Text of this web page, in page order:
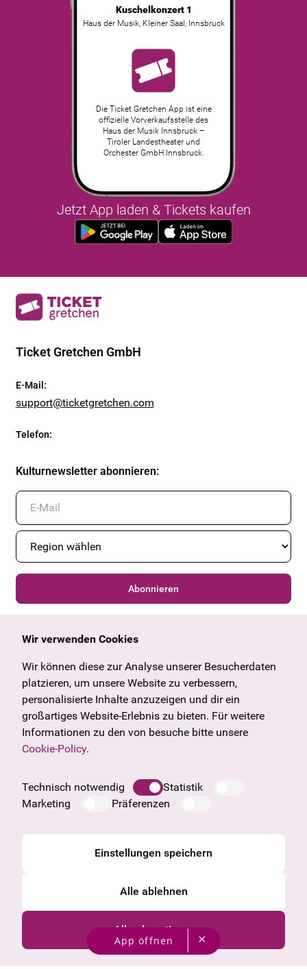
Kuschelkonzert 1
Haus der Musik, Kleiner Saal Innsbruck
Die Ticket Gretchen App ist eine
offizielle Vorverkaufsstelle des
Haus der Musik Innsbruck –
Tiroler Landestheater und
Orchester GmbH Innsbruck.
Jetzt App laden & Tickets kaufen
Ticket Gretchen GmbH
E-Mail :
support@ticketgretchen.com
Telefon:
Kulturnewsletter abonnieren:
Abonnieren
Allgemein
Angebote & News
U27
Geschenkgutschein
Häufige Fragen
Impressum
Datenschutzinformation
Wien
Tirol
Vorarlberg
Burgenland
Salzburg
Wir verwenden Cookies
Wir können diese zur Analyse unserer Besucherdaten
platzieren, um unsere Website zu verbessern,
personalisierte Inhalte anzuzeigen und dir ein
großartiges Website-Erlebnis zu bieten. Für weitere
Informationen zu den von besuche bitte unsere
Cookie-Policy.
Technisch notwendig
Statistik
Marketing
Präferenzen
Einstellungen speichern
Alle ablehnen
Alle akzeptieren